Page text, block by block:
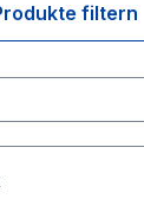
filtern